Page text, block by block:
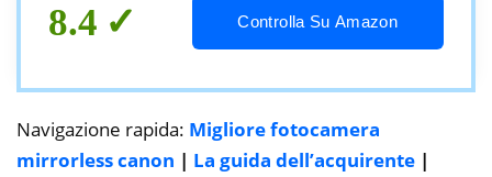
8.4 Controlla Su Amazon
Navigazione rapida: Migliore fotocamera
mirrorless canon | La guida dell’acquirente |